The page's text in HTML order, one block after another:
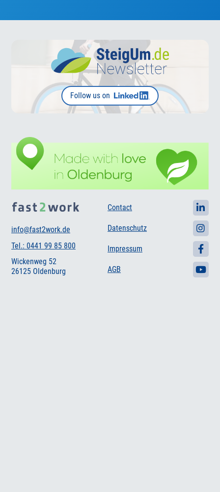
Follow us on
info@fast2work.de
Tel.: 0441 99 85 800
Wickenweg 52
26125 Oldenburg
Contact
Datenschutz
Impressum
AGB